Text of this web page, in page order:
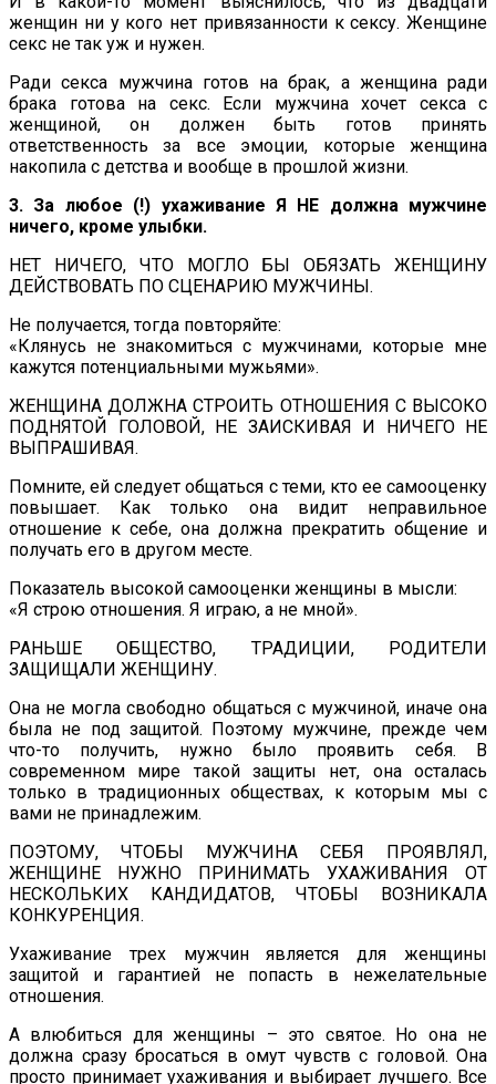
женщин ни у кого нет привязанности к сексу. Женщине
секс не так уж и нужен.
Ради секса мужчина готов на брак, а женщина ради
брака готова на секс. Если мужчина хочет секса с
женщиной, он должен быть готов принять
ответственность за все эмоции, которые женщина
накопила с детства и вообще в прошлой жизни.
3. За любое (!) ухаживание Я НЕ должна мужчине
ничего, кроме улыбки.
НЕТ НИЧЕГО, ЧТО МОГЛО БЫ ОБЯЗАТЬ ЖЕНЩИНУ
ДЕЙСТВОВАТЬ ПО СЦЕНАРИЮ МУЖЧИНЫ.
Не получается, тогда повторяйте:
«Клянусь не знакомиться с мужчинами, которые мне
кажутся потенциальными мужьями».
ЖЕНЩИНА ДОЛЖНА СТРОИТЬ ОТНОШЕНИЯ С ВЫСОКО
ПОДНЯТОЙ ГОЛОВОЙ, НЕ ЗАИСКИВАЯ И НИЧЕГО НЕ
ВЫПРАШИВАЯ.
Помните, ей следует общаться с теми, кто ее самооценку
повышает. Как только она видит неправильное
отношение к себе, она должна прекратить общение и
получать его в другом месте.
Показатель высокой самооценки женщины в мысли:
«Я строю отношения. Я играю, а не мной».
РАНЬШЕ ОБЩЕСТВО, ТРАДИЦИИ, РОДИТЕЛИ
ЗАЩИЩАЛИ ЖЕНЩИНУ.
Она не могла свободно общаться с мужчиной, иначе она
была не под защитой. Поэтому мужчине, прежде чем
что-то получить, нужно было проявить себя. В
современном мире такой защиты нет, она осталась
только в традиционных обществах, к которым мы с
вами не принадлежим.
ПОЭТОМУ, ЧТОБЫ МУЖЧИНА СЕБЯ ПРОЯВЛЯЛ,
ЖЕНЩИНЕ НУЖНО ПРИНИМАТЬ УХАЖИВАНИЯ ОТ
НЕСКОЛЬКИХ КАНДИДАТОВ, ЧТОБЫ ВОЗНИКАЛА
КОНКУРЕНЦИЯ.
Ухаживание трех мужчин является для женщины
защитой и гарантией не попасть в нежелательные
отношения.
А влюбиться для женщины – это святое. Но она не
должна сразу бросаться в омут чувств с головой. Она
просто принимает ухаживания и выбирает лучшего. Все